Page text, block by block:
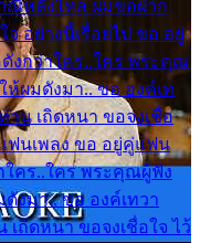
ณีหลั่งไหล ผมขอฝาก
จ อย่างนี้เรื่อยไป ขอ อยู่
ดังกว่าใคร..ใคร พระคุณ
ห้ผมดังมา.. ขอ องค์เท
น เถิดหนา ขอจงเชื่อ
ฟนเพลง ขอ อยู่คู่แฟน
ใคร..ใคร พระคุณผู้ฟัง
งมา.. ขอ องค์เทวา
ถิดหนา ขอจงเชื่อใจ ไว้